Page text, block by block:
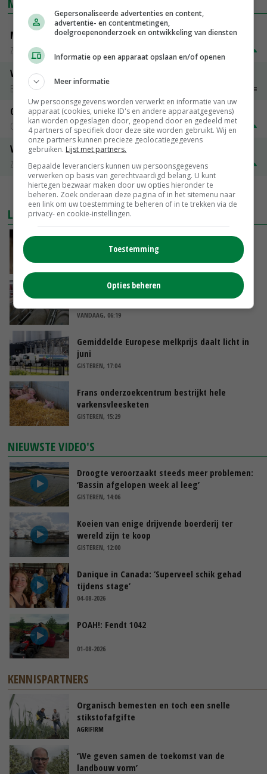
MARKTPRIJZEN
Magere melkpoeder
Zuivel NL
€ 269,00
Vleeskuikens 2001-2600 gr
Barneveld
Gerst
Groningen
€ 197,00 € 2,00
Volle melkpoeder
Zuivel NL
€ 345,00
MEER MARKTPRIJZEN
LAATSTE NIEUWS
Boterberg zit echt herstel zuivelmarkt in de
VANDAAG, 08:59
‘Door hittegolf is aantal terugkomers bij
zeugen verdubbeld’
VANDAAG, 06:19
Gemiddelde Europese melkprijs daalt licht in
juni
GISTEREN, 17:04
Frans onderzoekcentrum bestrijkt hele
varkensvleesketen
GISTEREN, 15:29
NIEUWSTE VIDEO'S
Droogte veroorzaakt steeds meer problemen:
‘Bassin afgelopen week al leeg’
GISTEREN, 14:06
Koeien van enige drijvende boerderij ter
wereld zijn te koop
GISTEREN, 12:00
Danique in Canada: ‘Superveel schik gehad
tijdens stage’
04-08-2026
POAH!: Fendt 1042
01-08-2026
KENNISPARTNERS
Organisch bemesten en toch een snelle
stikstofafgifte
AGRIFIRM
‘We geven samen de toekomst van de
landbouw vorm’
Gepersonaliseerde advertenties en content,
advertentie- en contentmetingen,
doelgroepenonderzoek en ontwikkeling van diensten
Informatie op een apparaat opslaan en/of openen
Meer informatie
Uw persoonsgegevens worden verwerkt en informatie van uw
apparaat (cookies, unieke ID's en andere apparaatgegevens)
kan worden opgeslagen door, geopend door en gedeeld met
4 partners of specifiek door deze site worden gebruikt. Wij en
onze partners kunnen precieze geolocatiegegevens
gebruiken. Lijst met partners.
Bepaalde leveranciers kunnen uw persoonsgegevens
verwerken op basis van gerechtvaardigd belang. U kunt
hiertegen bezwaar maken door uw opties hieronder te
beheren. Zoek onderaan deze pagina of in het sitemenu naar
een link om uw toestemming te beheren of in te trekken via de
privacy- en cookie-instellingen.
Toestemming
Opties beheren